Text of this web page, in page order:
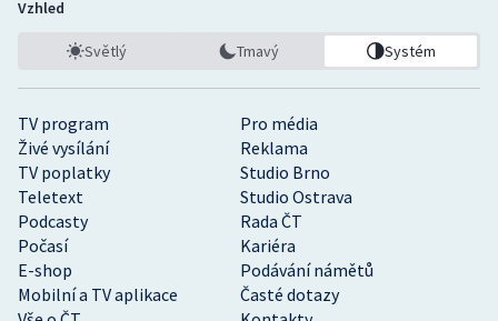
TV program
Pro média
Živé vysílání
Reklama
TV poplatky
Studio Brno
Teletext
Studio Ostrava
Podcasty
Rada ČT
Počasí
Kariéra
E-shop
Podávání námětů
Mobilní a TV aplikace
Časté dotazy
Vzhled
Světlý Tmavý Systém